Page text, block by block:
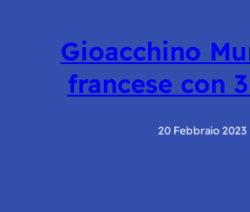
Gioacchino
francese con
20 Febbraio 2023